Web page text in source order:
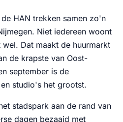
HAN trekken samen zo'n
Niet iedereen woont
Dat maakt de huurmarkt
de krapste van Oost-
september is de
studio's het grootst.
stadspark aan de rand van
dagen bezaaid met